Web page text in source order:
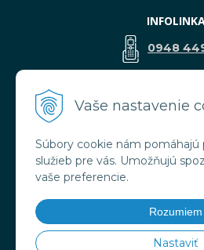
Vaše nastavenie
Súbory cookie nám pomáhajú
služieb pre vás. Umožňujú
vaše preferencie.
Rozumiem
Nastaviť
0948
VŠETKO O
Obchodné
Doprava a
Ochrana